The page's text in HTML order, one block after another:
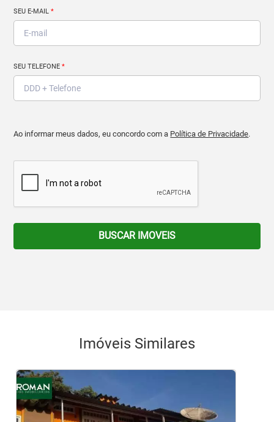
SEU E-MAIL*
SEU TELEFONE*
Ao informar meus dados, eu concordo com a Política de Privacidade.
BUSCAR IMOVEIS
Imóveis Similares